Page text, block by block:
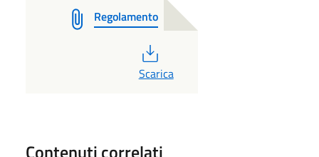
Regolamento
PDF
Scarica